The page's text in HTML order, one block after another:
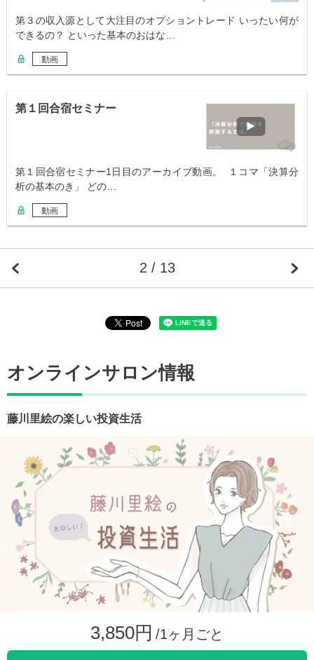
第３の収入源として大注目のオプショントレード いったい何が
できるの？ といった基本のおはな…
動画
第１回合宿セミナー
第１回合宿セミナー1日目のアーカイブ動画。 １コマ「決算分
析の基本のき」 どの…
動画
2 / 13
オンラインサロン情報
藤川里絵の楽しい投資生活
3,850円 /1ヶ月ごと